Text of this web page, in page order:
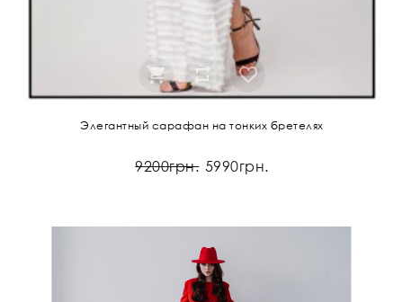
Элегантный сарафан на тонких бретелях
9200грн. 5990грн.